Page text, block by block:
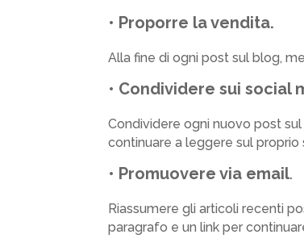
• Proporre la vendita.
Alla fine di ogni post sul blog,
• Condividere sui social
Condividere ogni nuovo post
continuare a leggere sul proprio
• Promuovere via email.
Riassumere gli articoli recenti
paragrafo e un link per